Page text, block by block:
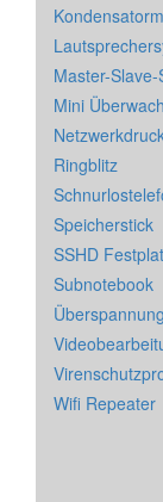
Master-
Mini
Ringblitz
Speicherstick
SSHD
Subnotebook
Wifi Repeater